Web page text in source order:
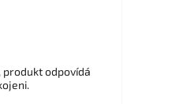
produkt odpovídá